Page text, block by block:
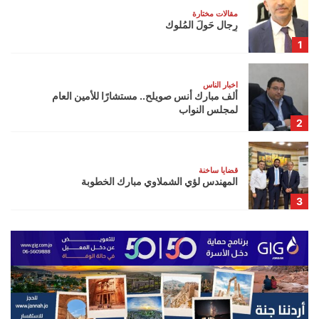
1
مقالات مختارة
رِجال حَولَ المُلوك
2
اخبار الناس
ألف مبارك أنس صويلح.. مستشارًا للأمين العام
لمجلس النواب
3
قضايا ساخنة
المهندس لؤي الشملاوي مبارك الخطوبة
4
اخبار الاردن
مستشفى المقاصد يعلن تفاصيل المؤتمر الطبي الدولي
الثاني بمشاركة خبراء من الأردن والعالم